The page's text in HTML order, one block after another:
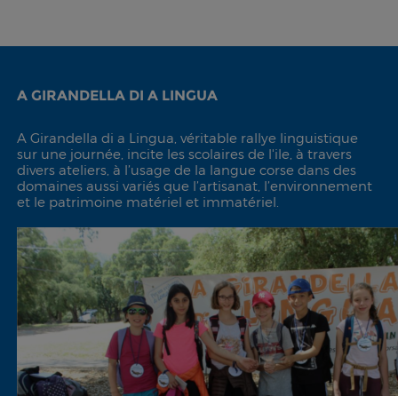
A GIRANDELLA DI A LINGUA
A Girandella di a Lingua, véritable rallye linguistique
sur une journée, incite les scolaires de l'ile, à travers
divers ateliers, à l’usage de la langue corse dans des
domaines aussi variés que l’artisanat, l’environnement
et le patrimoine matériel et immatériel.